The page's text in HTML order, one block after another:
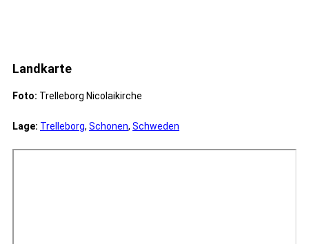
Landkarte
Foto: Trelleborg Nicolaikirche
Lage: Trelleborg, Schonen, Schweden